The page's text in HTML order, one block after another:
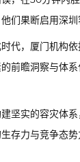
们果断启用深
代，厦门机构
前瞻洞察与体
坚实的容灾体
存力与竞争态势